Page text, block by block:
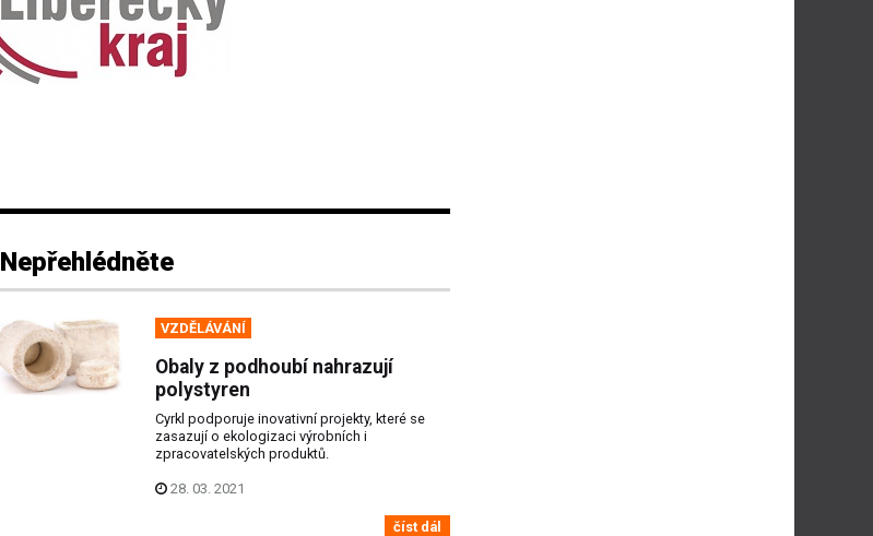
Nepřehlédněte
VZDĚLÁVÁNÍ
Obaly z podhoubí nahrazují
polystyren
Cyrkl podporuje inovativní projekty, které se
zasazují o ekologizaci výrobních i
zpracovatelských produktů.
28. 03. 2021
číst dál